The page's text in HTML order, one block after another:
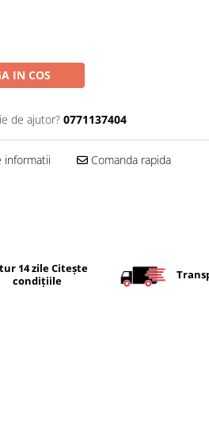
IN COS
de ajutor? 0771137404
informatii Comanda rapida
14 zile Citește
condițiile